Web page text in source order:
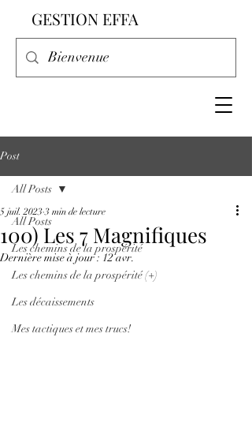
GESTION EFFA
Post
All Posts
Les chemins de la prospérité
Les chemins de la prospérité (+)
Les décaissements
Mes tactiques et mes trucs!
All Posts
100) Les 7 Magnifiques
5 juil. 2023 3 min de lecture
Dernière mise à jour : 12 avr.